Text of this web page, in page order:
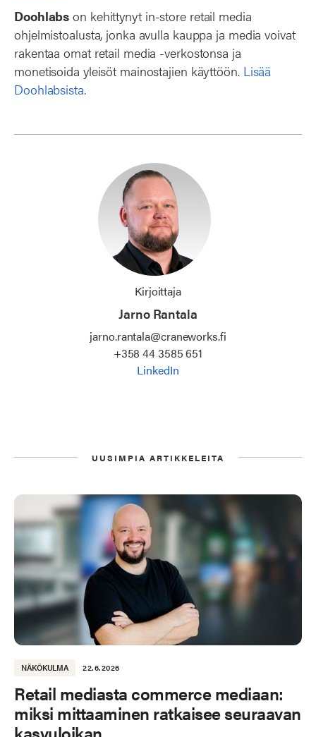
Doohlabs on kehittynyt in-store retail media
ohjelmistoalusta, jonka avulla kauppa ja media voivat
rakentaa omat retail media -verkostonsa ja
monetisoida yleisöt mainostajien käyttöön. Lisää
Doohlabsista.
Kirjoittaja
Jarno Rantala
jarno.rantala@craneworks.fi
+358 44 3585 651
LinkedIn
UUSIMPIA ARTIKKELEITA
NÄKÖKULMA 22.6.2026
Retail mediasta commerce mediaan:
miksi mittaaminen ratkaisee seuraavan